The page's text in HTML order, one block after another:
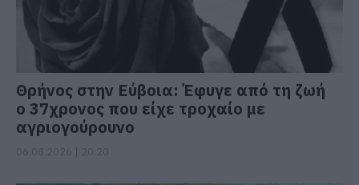
Θρήνος στην Εύβοια: Έφυγε από τη ζωή
ο 37χρονος που είχε τροχαίο με
αγριογούρουνο